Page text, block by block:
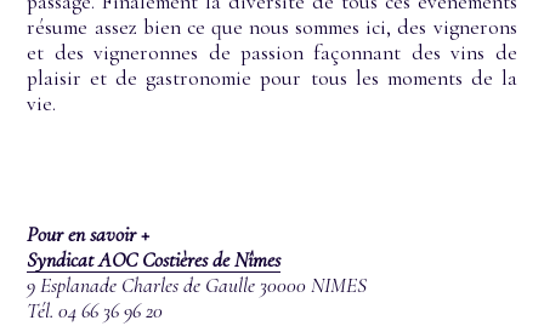
résume assez bien ce que nous sommes ici, des vignerons
et des vigneronnes de passion façonnant des vins de
plaisir et de gastronomie pour tous les moments de la
vie.
Pour en savoir +
Syndicat AOC Costières de Nîmes
9 Esplanade Charles de Gaulle 30000 NIMES
Tél. 04 66 36 96 20